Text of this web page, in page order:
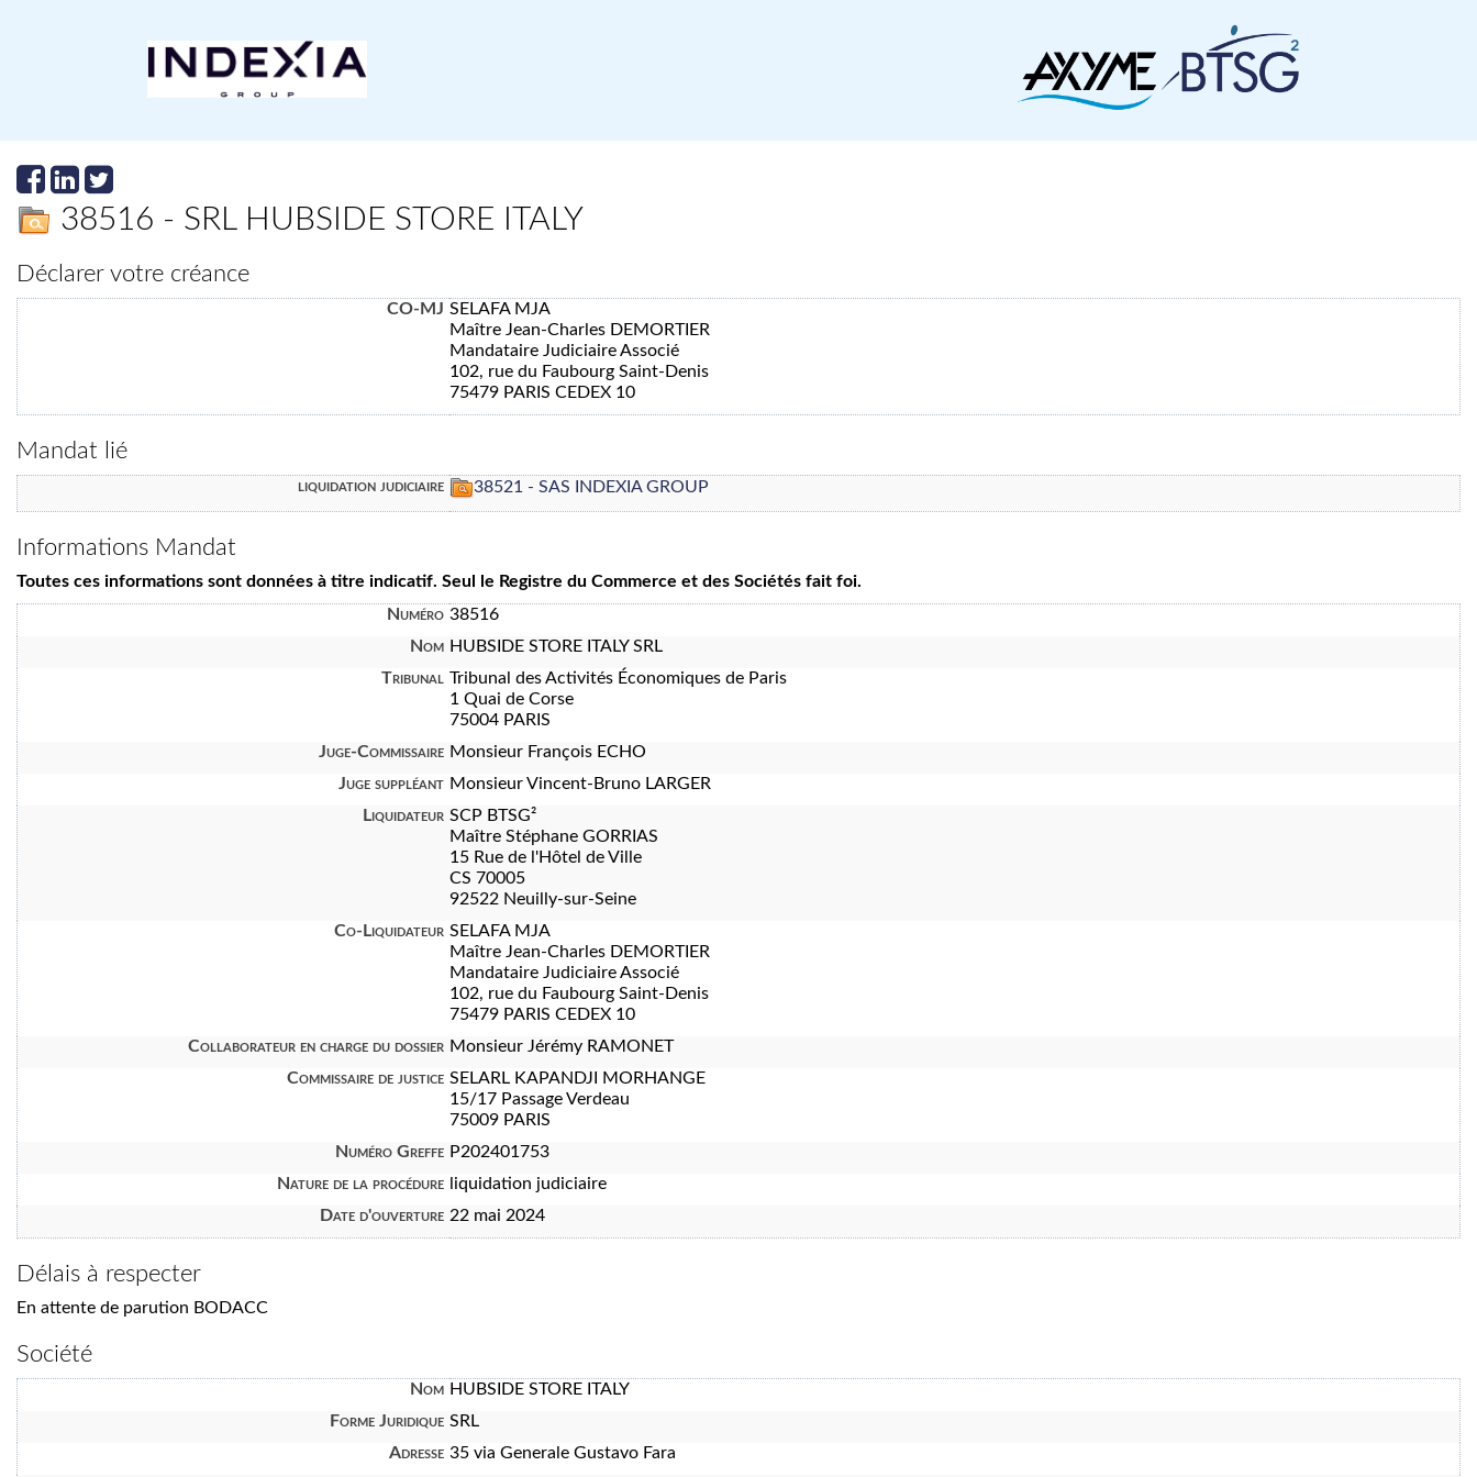
38516 - SRL HUBSIDE STORE ITALY
Déclarer votre créance
CO-MJ SELAFA MJA
Maître Jean-Charles DEMORTIER
Mandataire Judiciaire Associé
102, rue du Faubourg Saint-Denis
75479 PARIS CEDEX 10
Mandat lié
liquidation judiciaire 38521 - SAS INDEXIA GROUP
Informations Mandat
Toutes ces informations sont données à titre indicatif. Seul le Registre du Commerce et des Sociétés fait foi.
Numéro 38516
Nom HUBSIDE STORE ITALY SRL
Tribunal Tribunal des Activités Économiques de Paris
1 Quai de Corse
75004 PARIS
Juge-Commissaire Monsieur François ECHO
Juge suppléant Monsieur Vincent-Bruno LARGER
Liquidateur SCP BTSG²
Maître Stéphane GORRIAS
15 Rue de l'Hôtel de Ville
CS 70005
92522 Neuilly-sur-Seine
Co-Liquidateur SELAFA MJA
Maître Jean-Charles DEMORTIER
Mandataire Judiciaire Associé
102, rue du Faubourg Saint-Denis
75479 PARIS CEDEX 10
Collaborateur en charge du dossier Monsieur Jérémy RAMONET
Commissaire de justice SELARL KAPANDJI MORHANGE
15/17 Passage Verdeau
75009 PARIS
Numéro Greffe P202401753
Nature de la procédure
liquidation judiciaire
Date d'ouverture 22 mai 2024
Délais à respecter
En attente de parution BODACC
Société
Nom HUBSIDE STORE ITALY
Forme Juridique SRL
Adresse 35 via Generale Gustavo Fara